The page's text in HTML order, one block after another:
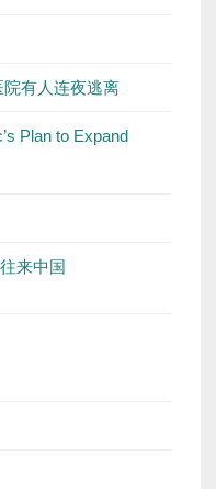
有人连夜逃离
Plan to Expand
来中国